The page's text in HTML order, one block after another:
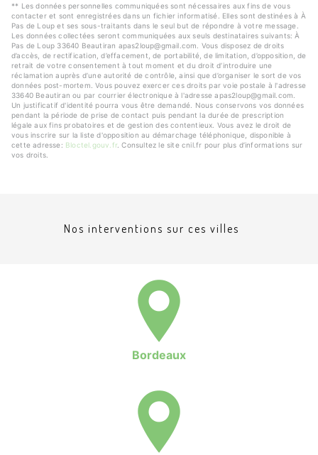
** Les données personnelles communiquées sont nécessaires aux fins de vous
contacter et sont enregistrées dans un fichier informatisé. Elles sont destinées à À
Pas de Loup et ses sous-traitants dans le seul but de répondre à votre message.
Les données collectées seront communiquées aux seuls destinataires suivants: À
Pas de Loup 33640 Beautiran apas2loup@gmail.com. Vous disposez de droits
d’accès, de rectification, d’effacement, de portabilité, de limitation, d’opposition, de
retrait de votre consentement à tout moment et du droit d’introduire une
réclamation auprès d’une autorité de contrôle, ainsi que d’organiser le sort de vos
données post-mortem. Vous pouvez exercer ces droits par voie postale à l'adresse
33640 Beautiran ou par courrier électronique à l'adresse apas2loup@gmail.com.
Un justificatif d'identité pourra vous être demandé. Nous conservons vos données
pendant la période de prise de contact puis pendant la durée de prescription
légale aux fins probatoires et de gestion des contentieux. Vous avez le droit de
vous inscrire sur la liste d'opposition au démarchage téléphonique, disponible à
cette adresse: Bloctel.gouv.fr . Consultez le site cnil.fr pour plus d’informations sur
vos droits.
Nos interventions sur ces villes
Bordeaux